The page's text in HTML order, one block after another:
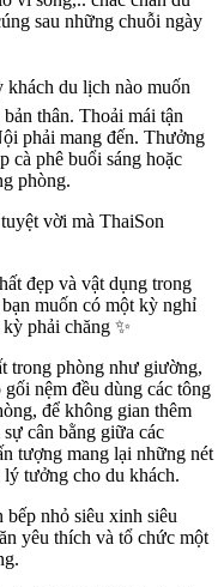
sau những chuỗi ngày
du lịch nào muốn
thân. Thoải mái tận
phải mang đến. Thưởng
cà phê buổi sáng hoặc
phòng.
vời mà ThaiSon
đẹp và vật dụng trong
muốn có một kỳ nghỉ
phải chăng ✨
trong phòng như giường,
nệm đều dùng các tông
để không gian thêm
cân bằng giữa các
tượng mang lại những nét
lý tưởng cho du khách.
nhỏ siêu xinh siêu
yêu thích và tổ chức một